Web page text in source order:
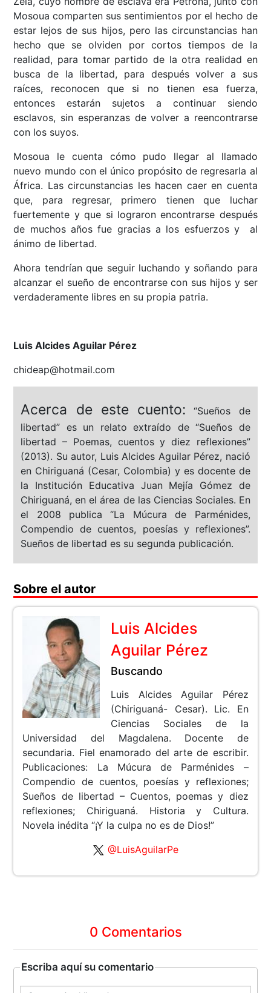
Mosoua comparten sus sentimientos por el hecho de
estar lejos de sus hijos, pero las circunstancias han
hecho que se olviden por cortos tiempos de la
realidad, para tomar partido de la otra realidad en
busca de la libertad, para después volver a sus
raíces, reconocen que si no tienen esa fuerza,
entonces estarán sujetos a continuar siendo
esclavos, sin esperanzas de volver a reencontrarse
con los suyos.
Mosoua le cuenta cómo pudo llegar al llamado
nuevo mundo con el único propósito de regresarla al
África. Las circunstancias les hacen caer en cuenta
que, para regresar, primero tienen que luchar
fuertemente y que si lograron encontrarse después
de muchos años fue gracias a los esfuerzos y al
ánimo de libertad.
Ahora tendrían que seguir luchando y soñando para
alcanzar el sueño de encontrarse con sus hijos y ser
verdaderamente libres en su propia patria.
Luis Alcides Aguilar Pérez
chideap@hotmail.com
Acerca de este cuento: “Sueños de
libertad” es un relato extraído de “Sueños de
libertad – Poemas, cuentos y diez reflexiones”
(2013). Su autor, Luis Alcides Aguilar Pérez, nació
en Chiriguaná (Cesar, Colombia) y es docente de
la Institución Educativa Juan Mejía Gómez de
Chiriguaná, en el área de las Ciencias Sociales. En
el 2008 publica “La Múcura de Parménides,
Compendio de cuentos, poesías y reflexiones”.
Sueños de libertad es su segunda publicación.
Sobre el autor
Luis Alcides
Aguilar Pérez
Buscando
Luis Alcides Aguilar Pérez
(Chiriguaná- Cesar). Lic. En
Ciencias Sociales de la
Universidad del Magdalena. Docente de
secundaria. Fiel enamorado del arte de escribir.
Publicaciones: La Múcura de Parménides –
Compendio de cuentos, poesías y reflexiones;
Sueños de libertad – Cuentos, poemas y diez
reflexiones; Chiriguaná. Historia y Cultura.
Novela inédita “¡Y la culpa no es de Dios!”
@LuisAguilarPe
0 Comentarios
Escriba aquí su comentario